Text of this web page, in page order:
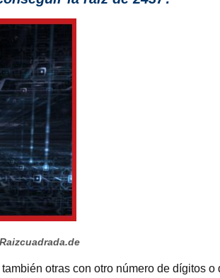
otras con otro número de dígitos o